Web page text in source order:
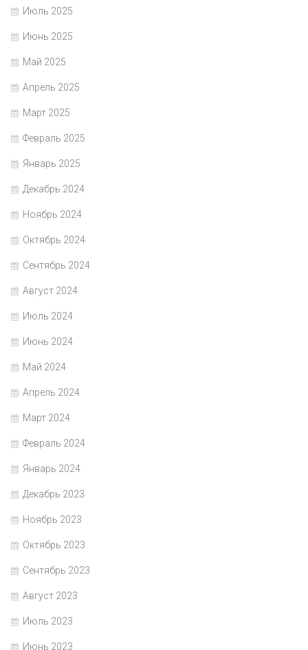
Июль 2025
Июнь 2025
Май 2025
Апрель 2025
Март 2025
Февраль 2025
Январь 2025
Декабрь 2024
Ноябрь 2024
Октябрь 2024
Сентябрь 2024
Август 2024
Июль 2024
Июнь 2024
Май 2024
Апрель 2024
Март 2024
Февраль 2024
Январь 2024
Декабрь 2023
Ноябрь 2023
Октябрь 2023
Сентябрь 2023
Август 2023
Июль 2023
Июнь 2023